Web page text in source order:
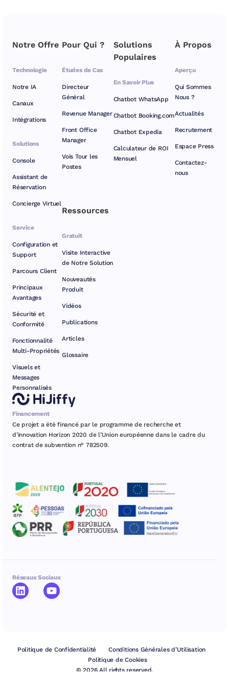
Financement
Ce projet a été financé par le programme de recherche et
d’innovation Horizon 2020 de l’Union européenne dans le cadre du
contrat de subvention n° 782509.
Réseaux Sociaux
Notre Offre
Technologie
Notre IA
Canaux
Intégrations
Solutions
Console
Assistant de
Réservation
Concierge Virtuel
Service
Configuration et
Support
Parcours Client
Principaux
Avantages
Sécurité et
Conformité
Fonctionnalité
Multi-Propriétés
Visuels et
Messages
Personnalisés
Pour Qui ?
Études de Cas
Directeur
Général
Revenue Manager
Front Office
Manager
Vois Tour les
Postes
Ressources
Gratuit
Visite Interactive
de Notre Solution
Nouveautés
Produit
Vidéos
Publications
Articles
Glossaire
À Propos
Aperçu
Qui Sommes
Nous ?
Actualités
Recrutement
Espace Press
Contactez-
nous
Solutions
Populaires
En Savoir Plus
Chatbot WhatsApp
Chatbot Booking.com
Chatbot Expedia
Calculateur de ROI
Mensuel
© 2026 All rights reserved.
Politique de Confidentialité
Conditions Générales d’Utilisation
Politique de Cookies